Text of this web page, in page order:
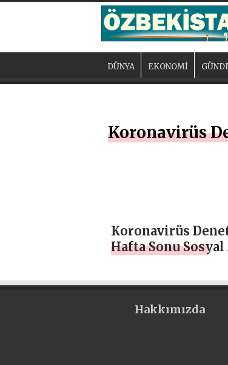
DÜNYA EKONOMİ
Koronavirüs
Koronavirüs
Hafta Sonu
Hakkımızda